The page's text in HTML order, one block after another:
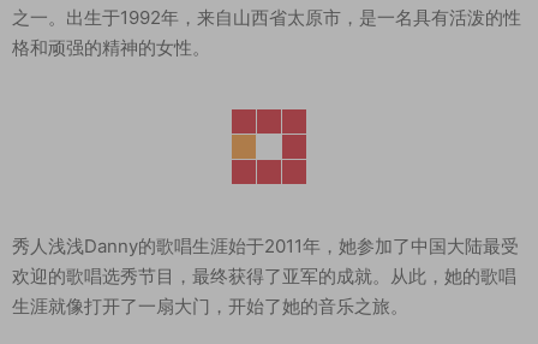
之一。出生于1992年，来自山西省太原市，是一名具有活泼的性
格和顽强的精神的女性。
秀人浅浅Danny的歌唱生涯始于2011年，她参加了中国大陆最受
欢迎的歌唱选秀节目，最终获得了亚军的成就。从此，她的歌唱
生涯就像打开了一扇大门，开始了她的音乐之旅。